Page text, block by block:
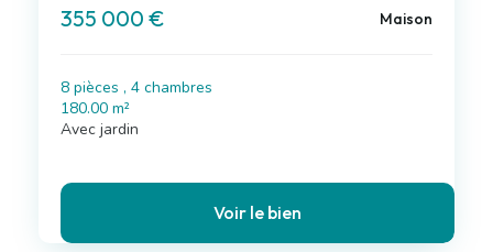
355 000 € Maison
8 pièces , 4 chambres
180.00 m²
Avec jardin
Voir le bien